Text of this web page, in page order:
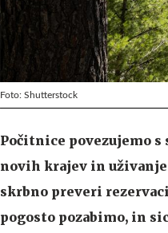
Foto: Shutterstock
Počitnice povezujemo
novih krajev in
skrbno preveri
pogosto pozabimo, in